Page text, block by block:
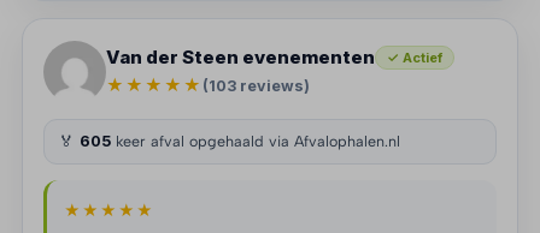
Van der Steen evenementen ✓ Actief
★★★★★ (103 reviews)
🏅 605 keer afval opgehaald via Afvalophalen.nl
★★★★★